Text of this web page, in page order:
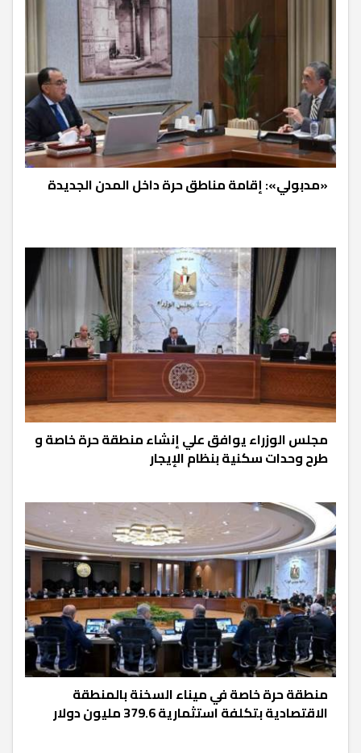
«مدبولي»: إقامة مناطق حرة داخل المدن الجديدة
مجلس الوزراء يوافق علي إنشاء منطقة حرة خاصة و
طرح وحدات سكنية بنظام الإيجار
منطقة حرة خاصة في ميناء السخنة بالمنطقة
الاقتصادية بتكلفة استثمارية 379.6 مليون دولار